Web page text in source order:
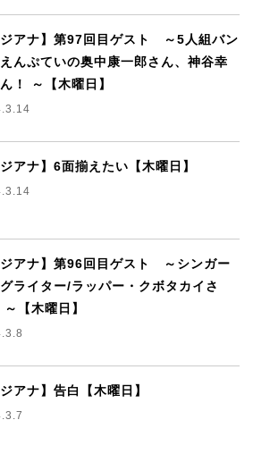
ジアナ】第97回目ゲスト ～5人組バン
えんぷていの奥中康一郎さん、神谷幸
！ ～【木曜日】
ジアナ】6面揃えたい【木曜日】
ジアナ】第96回目ゲスト ～シンガー
ライター/ラッパー・クボタカイさ
【木曜日】
ジアナ】告白【木曜日】